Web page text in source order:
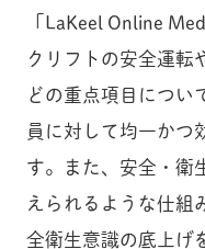
「LaKeel Online
クリフトの安全運転
どの重点項目につい
員に対して均一かつ
す。また、安全・衛
えられるような仕組
全衛生意識の底上げ